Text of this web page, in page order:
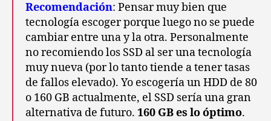
Recomendación: Pensar muy bien que
tecnología escoger porque luego no se puede
cambiar entre una y la otra. Personalmente
no recomiendo los SSD al ser una tecnología
muy nueva (por lo tanto tiende a tener tasas
de fallos elevado). Yo escogería un HDD de 80
o 160 GB actualmente, el SSD sería una gran
alternativa de futuro. 160 GB es lo óptimo.